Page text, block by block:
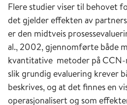
Flere studier viser til behovet
det gjelder effekten av
er den midtveis
al., 2002, gjennomførte både
kvantitative metoder på CCN-
slik grundig evaluering krever
beskrives, og at det finnes en
operasjonalisert og som